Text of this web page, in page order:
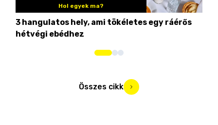
Hol egyek ma?
3 hangulatos hely, ami tökéletes egy ráérős
hétvégi ebédhez
Összes cikk